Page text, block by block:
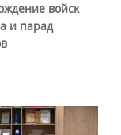
войск
и парад